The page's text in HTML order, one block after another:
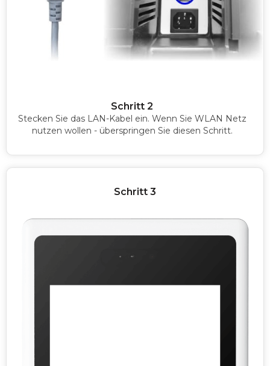
Schritt 2
Stecken Sie das LAN-Kabel ein. Wenn Sie WLAN Netz
nutzen wollen - überspringen Sie diesen Schritt.
Schritt 3